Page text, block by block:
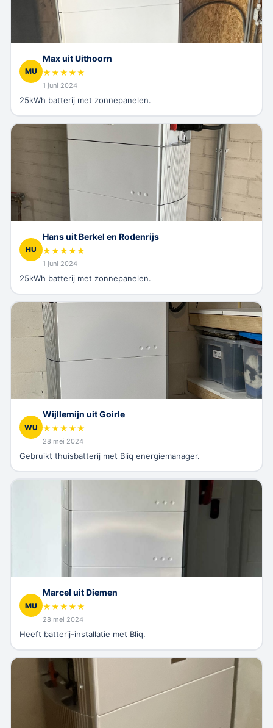
MU
Max uit Uithoorn
★★★★★
1 juni 2024
25kWh batterij met zonnepanelen.
HU
Hans uit Berkel en Rodenrijs
★★★★★
1 juni 2024
25kWh batterij met zonnepanelen.
WU
Wijllemijn uit Goirle
★★★★★
28 mei 2024
Gebruikt thuisbatterij met Bliq energiemanager.
MU
Marcel uit Diemen
★★★★★
28 mei 2024
Heeft batterij-installatie met Bliq.